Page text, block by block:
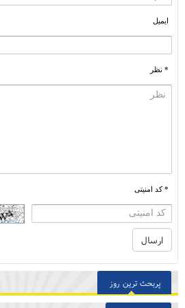
ایمیل
* نظر
* کد امنیتی
پربحث ترین روز